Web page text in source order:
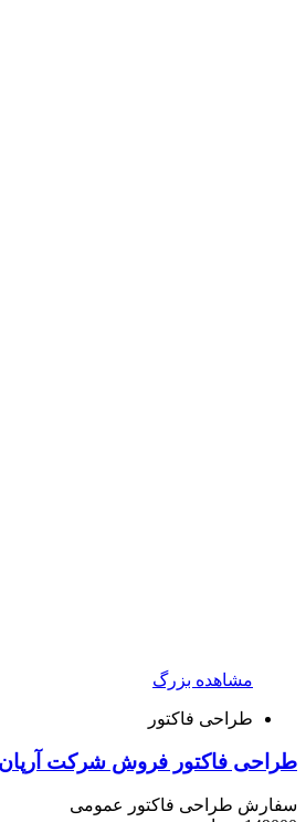
مشاهده بزرگ
طراحی فاکتور
طراحی فاکتور فروش شرکت آرپان
سفارش طراحی فاکتور عمومی